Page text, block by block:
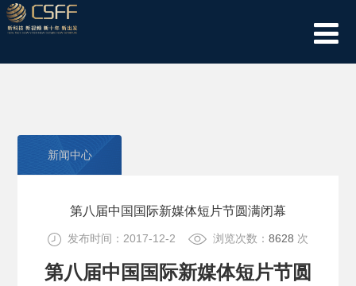
新闻中心
第八届中国国际新媒体短片节圆满闭幕
发布时间：2017-12-2 浏览次数： 8628 次
第八届中国国际新媒体短片节圆